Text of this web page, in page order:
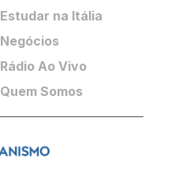
Estudar na Itália
Negócios
Rádio Ao Vivo
Quem Somos